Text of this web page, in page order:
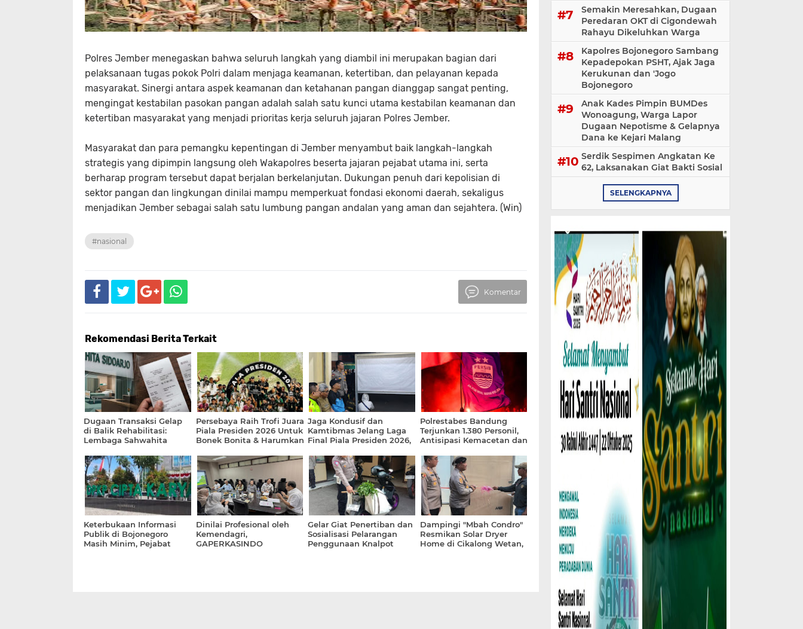
Polres Jember menegaskan bahwa seluruh langkah yang diambil ini merupakan bagian dari
pelaksanaan tugas pokok Polri dalam menjaga keamanan, ketertiban, dan pelayanan kepada
masyarakat. Sinergi antara aspek keamanan dan ketahanan pangan dianggap sangat penting,
mengingat kestabilan pasokan pangan adalah salah satu kunci utama kestabilan keamanan dan
ketertiban masyarakat yang menjadi prioritas kerja seluruh jajaran Polres Jember.
Masyarakat dan para pemangku kepentingan di Jember menyambut baik langkah-langkah
strategis yang dipimpin langsung oleh Wakapolres beserta jajaran pejabat utama ini, serta
berharap program tersebut dapat berjalan berkelanjutan. Dukungan penuh dari kepolisian di
sektor pangan dan lingkungan dinilai mampu memperkuat fondasi ekonomi daerah, sekaligus
menjadikan Jember sebagai salah satu lumbung pangan andalan yang aman dan sejahtera. (Win)
#nasional
Komentar
Rekomendasi Berita Terkait
Dugaan Transaksi Gelap
di Balik Rehabilitasi:
Lembaga Sahwahita
Aliran Uang 25 Juta ke
Rekening Pribadi
Persebaya Raih Trofi Juara
Piala Presiden 2026 Untuk
Bonek Bonita & Harumkan
Jaga Kondusif dan
Kamtibmas Jelang Laga
Final Piala Presiden 2026,
Pimpin Langsung Giat
Pam Monitor Nobar
Polrestabes Bandung
Terjunkan 1.380 Personil,
Antisipasi Kemacetan dan
Laga Final Piala Presiden
2026 Antara Persib vs
Persebaya
Keterbukaan Informasi
Publik di Bojonegoro
Masih Minim, Pejabat
Dinilai Profesional oleh
Kemendagri,
GAPERKASINDO
Gelar Giat Penertiban dan
Sosialisasi Pelarangan
Penggunaan Knalpot
Dampingi "Mbah Condro"
Resmikan Solar Dryer
Home di Cikalong Wetan,
Semakin Meresahkan, Dugaan
Peredaran OKT di Cigondewah
Rahayu Dikeluhkan Warga
Kapolres Bojonegoro Sambang
Kepadepokan PSHT, Ajak Jaga
Kerukunan dan 'Jogo
Bojonegoro
Anak Kades Pimpin BUMDes
Wonoagung, Warga Lapor
Dugaan Nepotisme & Gelapnya
Dana ke Kejari Malang
Serdik Sespimen Angkatan Ke
62, Laksanakan Giat Bakti Sosial
SELENGKAPNYA